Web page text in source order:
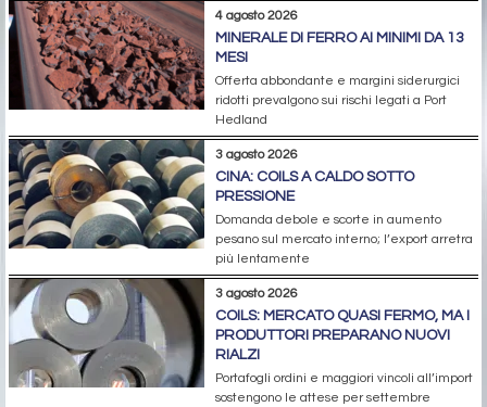
4 agosto 2026
MINERALE DI FERRO AI MINIMI DA 13
MESI
Offerta abbondante e margini siderurgici
ridotti prevalgono sui rischi legati a Port
Hedland
3 agosto 2026
CINA: COILS A CALDO SOTTO
PRESSIONE
Domanda debole e scorte in aumento
pesano sul mercato interno; l’export arretra
più lentamente
3 agosto 2026
COILS: MERCATO QUASI FERMO, MA I
PRODUTTORI PREPARANO NUOVI
RIALZI
Portafogli ordini e maggiori vincoli all’import
sostengono le attese per settembre